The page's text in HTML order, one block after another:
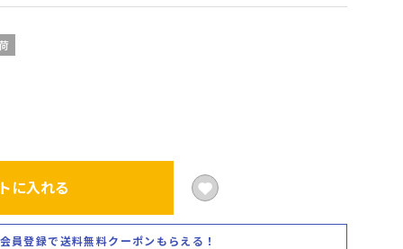
に入れる
会員登録で送料無料クーポンもらえる！